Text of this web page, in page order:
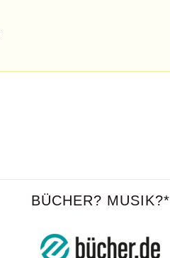
BÜCHER? MUSIK?*